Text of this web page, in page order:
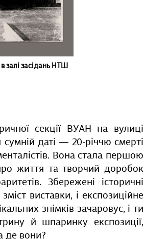
залі засідань НТШ
секції ВУАН на вулиці
сумній даті — 20-річчю смерті
Вона стала першою
життя та творчий доробок
Збережені історичні
виставки, і експозиційне
знімків зачаровує, і ти
й шпаринку експозиції,
де вони?